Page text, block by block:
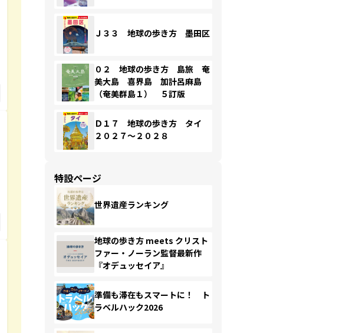
Ｊ３３ 地球の歩き方 墨田区
０２ 地球の歩き方 島旅 奄
美大島 喜界島 加計呂麻島
（奄美群島１） ５訂版
Ｄ１７ 地球の歩き方 タイ
２０２７～２０２８
特設ページ
世界遺産ランキング
地球の歩き方 meets クリスト
ファー・ノーラン監督最新作
『オデュッセイア』
準備も滞在もスマートに！ ト
ラベルハック2026